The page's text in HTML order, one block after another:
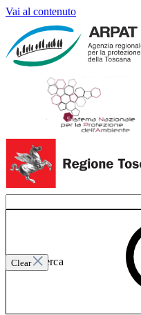
Vai al contenuto
Clear
Invia ricerca